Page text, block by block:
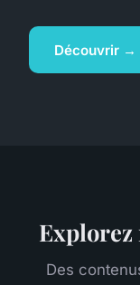
Découvrir →
Explorez
Des